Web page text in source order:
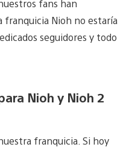
fans han
franquicia Nioh no estaría
seguidores y todo
Nioh y Nioh 2
franquicia. Si hoy